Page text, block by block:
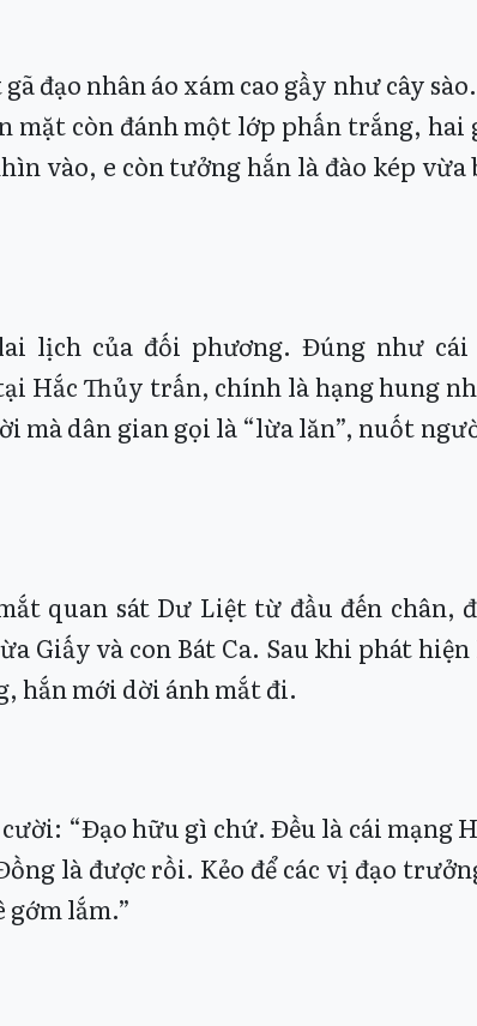
đạo nhân áo xám cao gầy như cây
còn đánh một lớp phấn trắng, hai
vào, e còn tưởng hắn là đào kép vừa
lịch của đối phương. Đúng như cái
Hắc Thủy trấn, chính là hạng hung
mà dân gian gọi là “lừa lăn”, nuốt
quan sát Dư Liệt từ đầu đến chân,
Giấy và con Bát Ca. Sau khi phát hiện
hắn mới dời ánh mắt đi.
“Đạo hữu gì chứ. Đều là cái mạng
là được rồi. Kẻo để các vị đạo
lắm.”